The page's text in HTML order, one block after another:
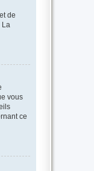
de
La
vous
ce